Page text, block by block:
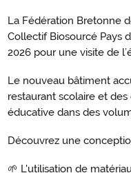
La Fédération Bretonne
Collectif Biosourcé Pays
2026 pour une visite de
Le nouveau bâtiment
restaurant scolaire et des
éducative dans des
Découvrez une
🌱 L'utilisation de